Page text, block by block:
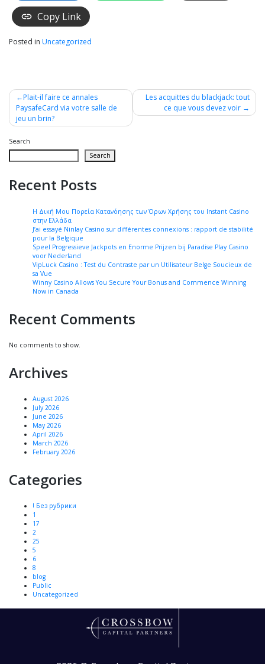
Copy Link
Posted in Uncategorized
Post
navigation
Plait-il faire ce annales
PaysafeCard via votre salle de
jeu un brin?
Les acquittes du blackjack: tout
ce que vous devez voir
Search
Search
Recent Posts
Η Δική Μου Πορεία Κατανόησης των Όρων Χρήσης του Instant Casino
στην Ελλάδα
J’ai essayé Ninlay Casino sur différentes connexions : rapport de stabilité
pour la Belgique
Speel Progressieve Jackpots en Enorme Prijzen bij Paradise Play Casino
voor Nederland
VipLuck Casino : Test du Contraste par un Utilisateur Belge Soucieux de
sa Vue
Winny Casino Allows You Secure Your Bonus and Commence Winning
Now in Canada
Recent Comments
No comments to show.
Archives
August 2026
July 2026
June 2026
May 2026
April 2026
March 2026
February 2026
Categories
! Без рубрики
1
17
2
25
5
6
8
blog
Public
Uncategorized